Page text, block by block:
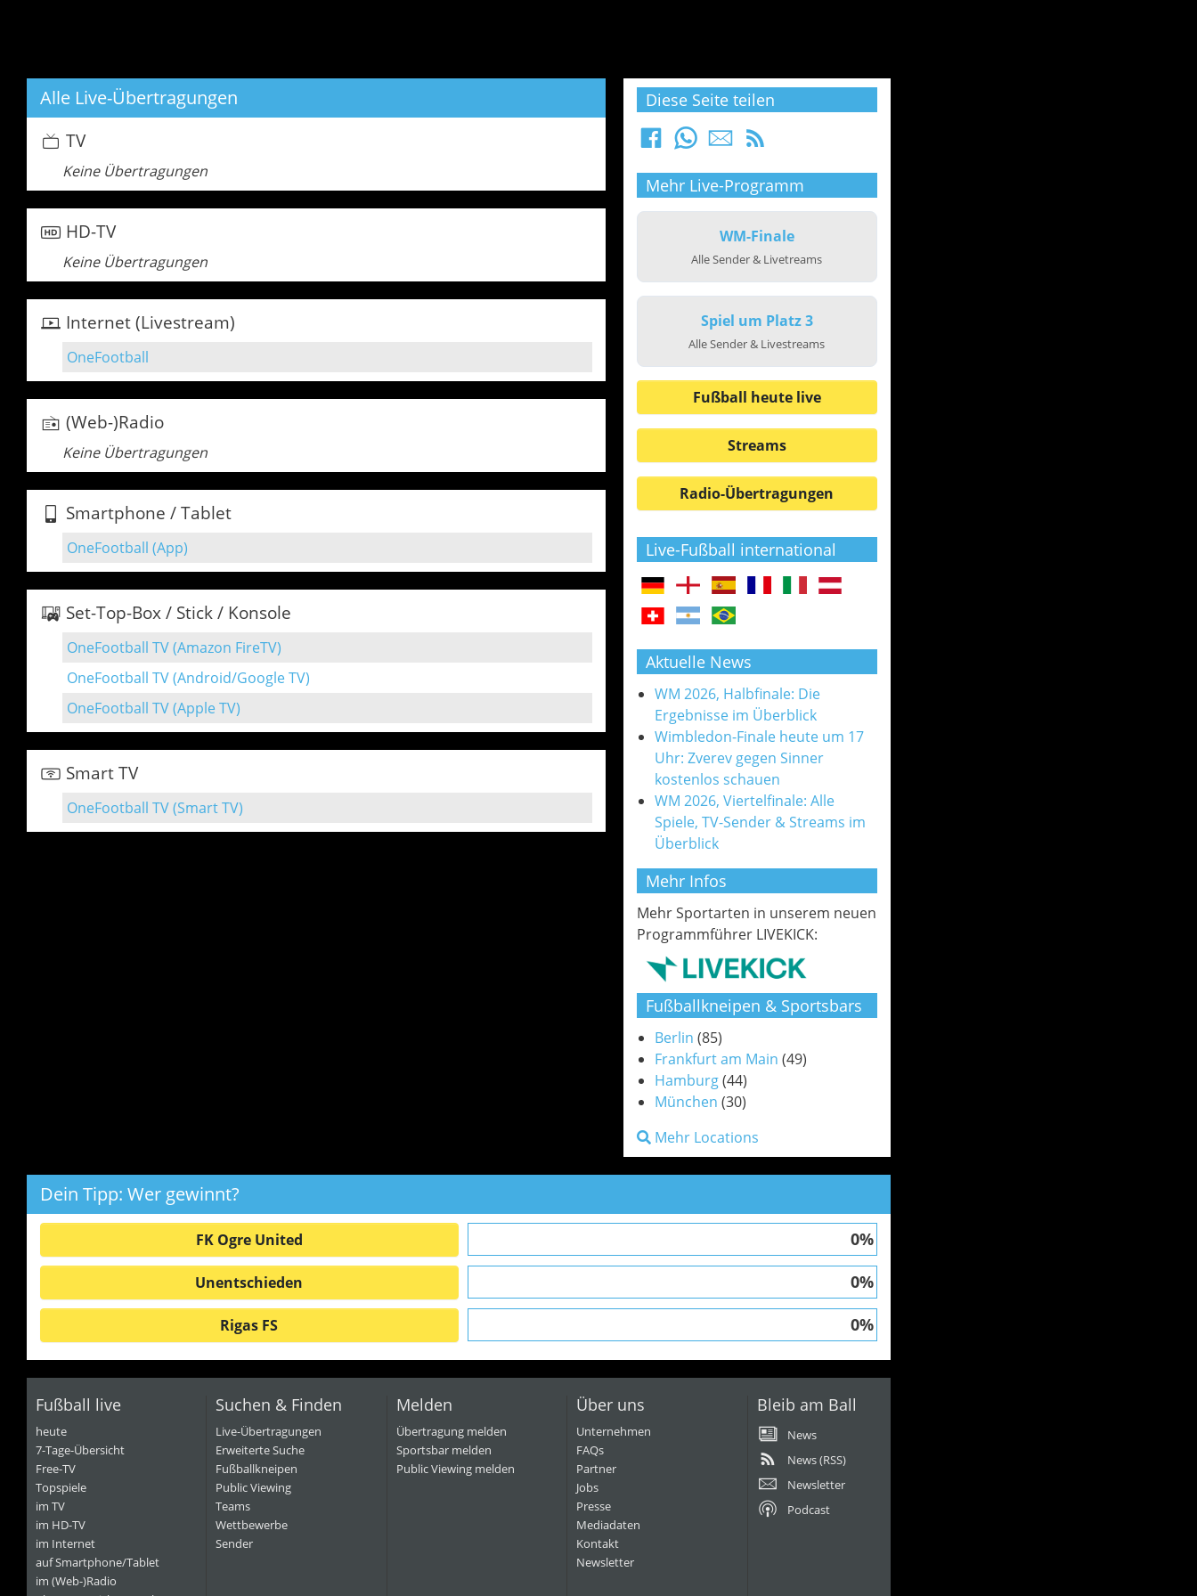
Alle Live-Übertragungen
TV
Keine Übertragungen
HD-TV
Keine Übertragungen
Internet (Livestream)
OneFootball
(Web-)Radio
Keine Übertragungen
Smartphone / Tablet
OneFootball (App)
Set-Top-Box / Stick / Konsole
OneFootball TV (Amazon FireTV)
OneFootball TV (Android/Google TV)
OneFootball TV (Apple TV)
Smart TV
OneFootball TV (Smart TV)
Diese Seite teilen
Mehr Live-Programm
WM-Finale
Alle Sender & Livetreams
Spiel um Platz 3
Alle Sender & Livestreams
Fußball heute live
Streams
Radio-Übertragungen
Live-Fußball international
Aktuelle News
WM 2026, Halbfinale: Die
Ergebnisse im Überblick
Wimbledon-Finale heute um 17
Uhr: Zverev gegen Sinner
kostenlos schauen
WM 2026, Viertelfinale: Alle
Spiele, TV-Sender & Streams im
Überblick
Mehr Infos
Mehr Sportarten in unserem neuen
Programmführer LIVEKICK:
Fußballkneipen & Sportsbars
Berlin (85)
Frankfurt am Main (49)
Hamburg(44)
München (30)
Mehr Locations
Dein Tipp: Wer gewinnt?
FK Ogre United 0%
Unentschieden 0%
Rigas FS 0%
Fußball live
heute
7-Tage-Übersicht
Free-TV
Topspiele
im TV
im HD-TV
im Internet
auf Smartphone/Tablet
im (Web-)Radio
Suchen & Finden
Live-Übertragungen
Erweiterte Suche
Fußballkneipen
Public Viewing
Teams
Wettbewerbe
Sender
Melden
Übertragung melden
Sportsbar melden
Public Viewing melden
Über uns
Unternehmen
FAQs
Partner
Jobs
Presse
Mediadaten
Kontakt
Newsletter
Bleib am Ball
News
News (RSS)
Newsletter
Podcast